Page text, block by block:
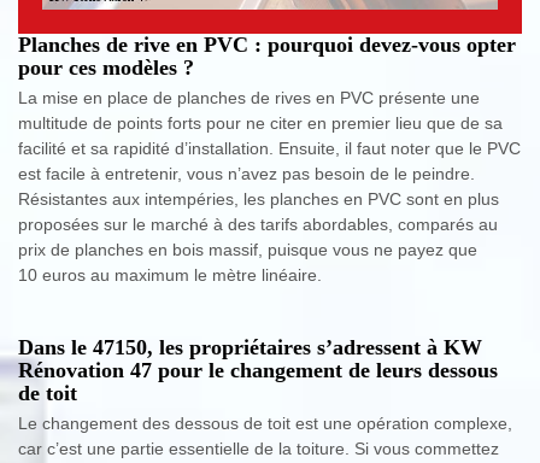
Planches de rive en PVC : pourquoi devez-vous opter
pour ces modèles ?
La mise en place de planches de rives en PVC présente une
multitude de points forts pour ne citer en premier lieu que de sa
facilité et sa rapidité d’installation. Ensuite, il faut noter que le PVC
est facile à entretenir, vous n’avez pas besoin de le peindre.
Résistantes aux intempéries, les planches en PVC sont en plus
proposées sur le marché à des tarifs abordables, comparés au
prix de planches en bois massif, puisque vous ne payez que
10 euros au maximum le mètre linéaire.
Dans le 47150, les propriétaires s’adressent à KW
Rénovation 47 pour le changement de leurs dessous
de toit
Le changement des dessous de toit est une opération complexe,
car c’est une partie essentielle de la toiture. Si vous commettez